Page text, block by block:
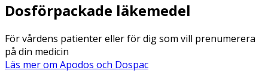
Dosförpackade läkemedel
För vårdens patienter eller för dig som vill prenumerera
på din medicin
Läs mer om Apodos och Dospac